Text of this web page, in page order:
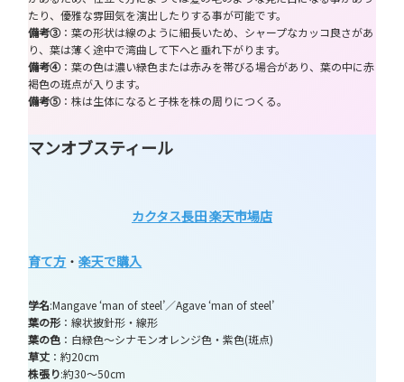
たり、優雅な雰囲気を演出したりする事が可能です。
備考③：葉の形状は線のように細長いため、シャープなカッコ良さがあ
り、葉は薄く途中で湾曲して下へと垂れ下がります。
備考④：葉の色は濃い緑色または赤みを帯びる場合があり、葉の中に赤
褐色の斑点が入ります。
備考⑤：株は生体になると子株を株の周りにつくる。
マンオブスティール
カクタス長田 楽天市場店
育て方 ・楽天で購入
学名:Mangave ‘man of steel’／Agave ‘man of steel’
葉の形 ：線状披針形・線形
葉の色 ：白緑色～シナモンオレンジ色・紫色(斑点)
草丈 ：約20cm
株張り:約30～50cm